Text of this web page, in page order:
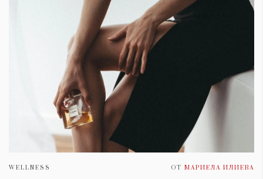
WELLNESS ОТ МАРИЕЛА ИЛИЕВА